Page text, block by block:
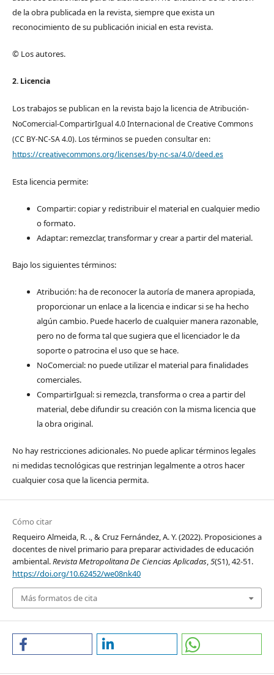
de la obra publicada en la revista, siempre que exista un
reconocimiento de su publicación inicial en esta revista.
© Los autores.
2. Licencia
Los trabajos se publican en la revista bajo la licencia de Atribución-
NoComercial-CompartirIgual 4.0 Internacional de Creative Commons
(CC BY-NC-SA 4.0). Los términos se pueden consultar en:
https://creativecommons.org/licenses/by-nc-sa/4.0/deed.es
Esta licencia permite:
Compartir: copiar y redistribuir el material en cualquier medio
o formato.
Adaptar: remezclar, transformar y crear a partir del material.
Bajo los siguientes términos:
Atribución: ha de reconocer la autoría de manera apropiada,
proporcionar un enlace a la licencia e indicar si se ha hecho
algún cambio. Puede hacerlo de cualquier manera razonable,
pero no de forma tal que sugiera que el licenciador le da
soporte o patrocina el uso que se hace.
NoComercial: no puede utilizar el material para finalidades
comerciales.
CompartirIgual: si remezcla, transforma o crea a partir del
material, debe difundir su creación con la misma licencia que
la obra original.
No hay restricciones adicionales. No puede aplicar términos legales
ni medidas tecnológicas que restrinjan legalmente a otros hacer
cualquier cosa que la licencia permita.
Cómo citar
Requeiro Almeida, R. ., & Cruz Fernández, A. Y. (2022). Proposiciones a
docentes de nivel primario para preparar actividades de educación
ambiental.Revista Metropolitana De Ciencias Aplicadas,5(S1), 42-51.
https://doi.org/10.62452/we08nk40
Más formatos de cita